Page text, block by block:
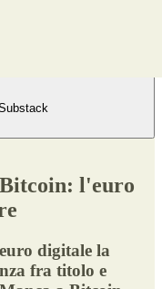
l'euro
digitale la
fra titolo e